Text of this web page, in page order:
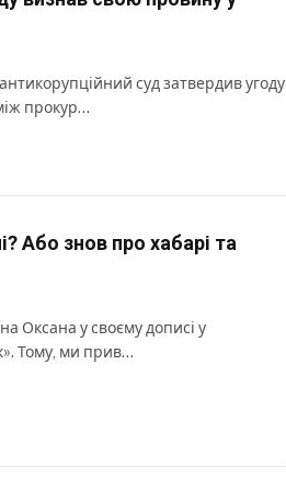
суд затвердив угоду
прокур…
Або знов про хабарі та
Оксана у своєму дописі у
Тому, ми прив…